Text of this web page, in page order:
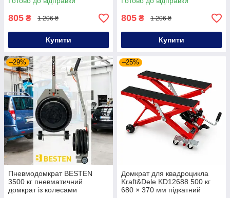
набір підставок під
автомобіль
805 ₴ 1 206 ₴
Купити
805 ₴ 1 206 ₴
Купити
–29%
Пневмодомкрат BESTEN
3500 кг пневматичний
домкрат із колесами
–25%
Домкрат для квадроцикла
Kraft&Dele KD12688 500 кг
680 × 370 мм підкатний